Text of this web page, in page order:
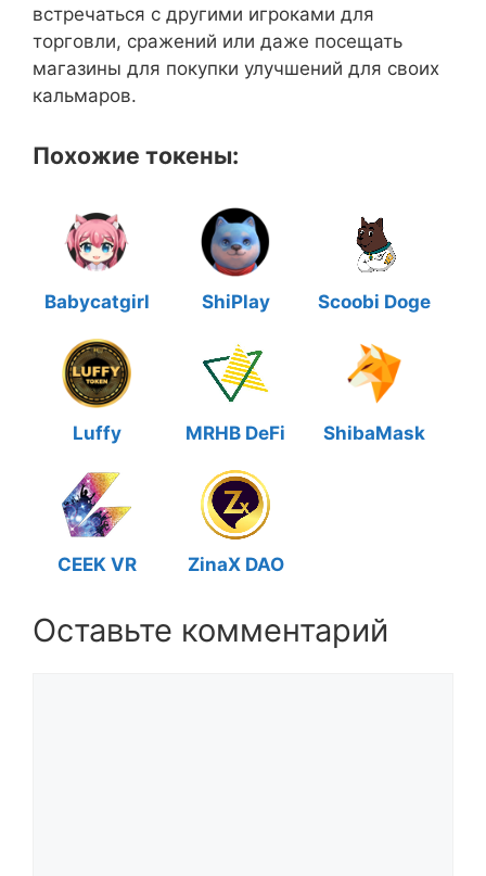
встречаться с другими игроками для
торговли, сражений или даже посещать
магазины для покупки улучшений для своих
кальмаров.
Похожие токены:
Babycatgirl ShiPlay Scoobi Doge
Luffy MRHB DeFi ShibaMask
CEEK VR ZinaX DAO
Оставьте комментарий